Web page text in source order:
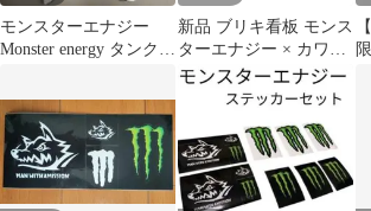
モンスターエナジー
Monster energy タンクト
新品 ブリキ看板 モンス
ターエナジー × カワサ
キ ロゴ レトロ ガレー